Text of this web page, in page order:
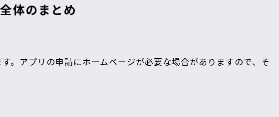
体のまとめ
。アプリの申請にホームページが必要な場合がありますので、そ